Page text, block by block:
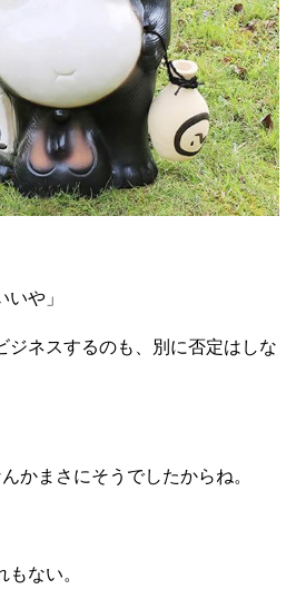
いや」
ジネスするのも、別に否定はしな
かまさにそうでしたからね。
ない。